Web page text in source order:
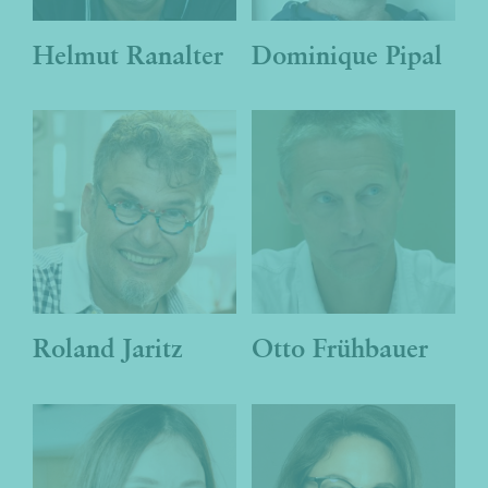
Helmut Ranalter Dominique Pipal
Roland Jaritz
Otto
Frühbauer
ponto Team
Otto Frühbauer